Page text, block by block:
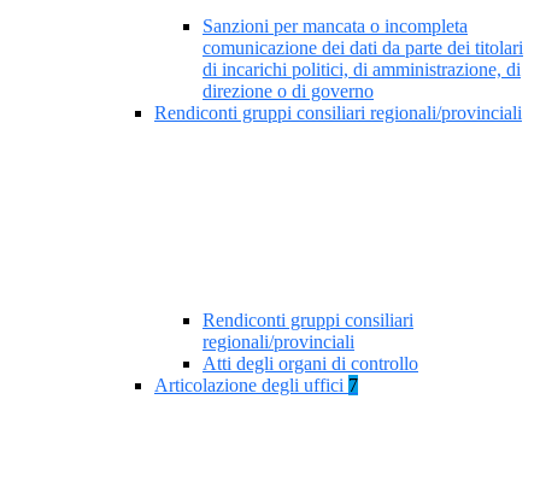
Sanzioni per mancata o incompleta
comunicazione dei dati da parte dei titolari
di incarichi politici, di amministrazione, di
direzione o di governo
Rendiconti gruppi consiliari regionali/provinciali
Rendiconti gruppi consiliari
regionali/provinciali
Atti degli organi di controllo
Articolazione degli uffici 7